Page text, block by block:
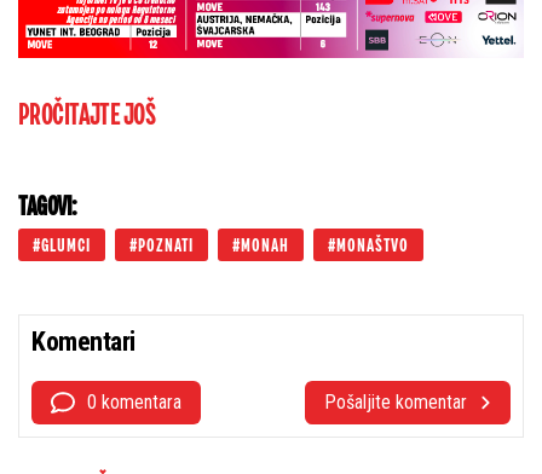
PROČITAJTE JOŠ
TAGOVI:
GLUMCI POZNATI MONAH MONAŠTVO
Komentari
0 komentara Pošaljite komentar